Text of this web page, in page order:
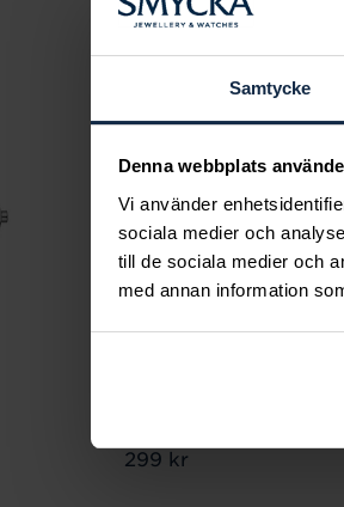
Samtycke
Denna webbplats
Vi använder
sociala medier och
till de sociala medier och
med annan information
Pris:299 kr
299 kr